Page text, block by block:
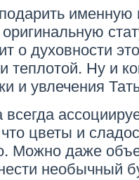
именную
о духовности
теплотой. Ну и
и увлечения
всегда
цветы и
Можно даже
необычный